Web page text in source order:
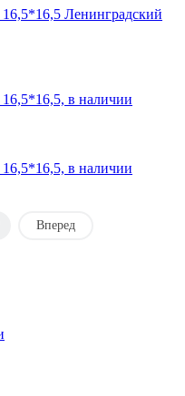
16,5*16,5 Ленинградский
16,5*16,5, в наличии
16,5*16,5, в наличии
Вперед